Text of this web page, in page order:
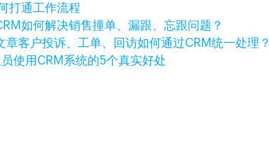
打通工作流程
如何解决销售撞单、漏跟、忘跟问题？
章客户投诉、工单、回访如何通过CRM统一处理？
使用CRM系统的5个真实好处